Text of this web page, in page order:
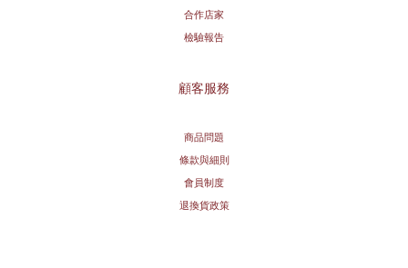
合作店家
檢驗報告
顧客服務
商品問題
條款與細則
會員制度
退換貨政策